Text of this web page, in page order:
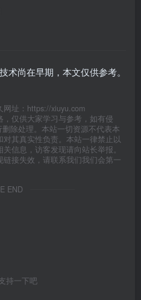
术尚在早期，本文仅供参考。
址：https://xiuyu.com
仅供大家学习与参考，如有侵
除处理。本站一切资源不代表本
其真实性负责。本站一律禁止以
信息，访客发现请向站长举报。
接失效，请联系我们我们会第一
END
持一下吧